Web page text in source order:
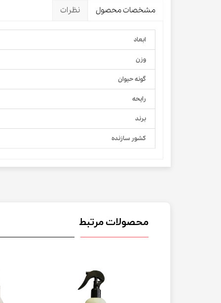
مشخصات محصول نظرات
ابعاد
وزن
گونه حیوان
رایحه
برند
کشور سازنده
محصولات مرتبط